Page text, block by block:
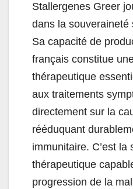
Stallergenes Greer
dans la souveraineté
Sa capacité de
français constitue
thérapeutique
aux traitements
directement sur la
rééduquant
immunitaire. C’est la
thérapeutique
progression de la